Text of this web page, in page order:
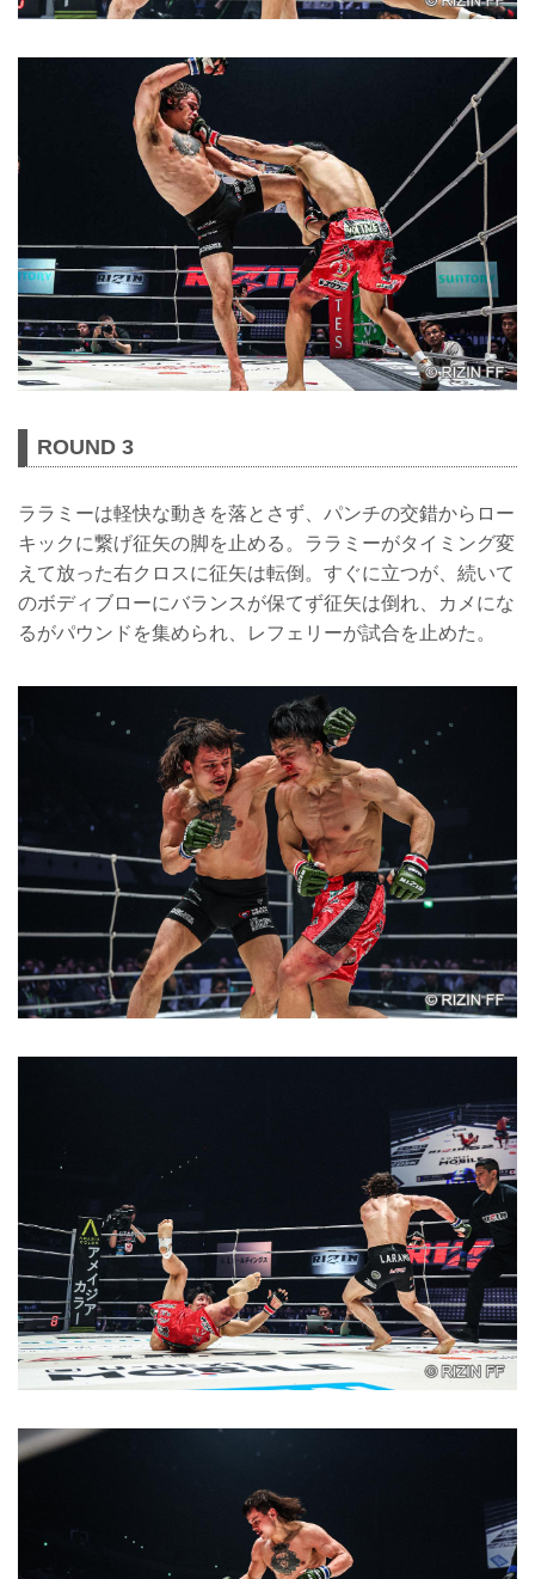
ROUND 3
ララミーは軽快な動きを落とさず、パンチの交錯からロー
キックに繋げ征矢の脚を止める。ララミーがタイミング変
えて放った右クロスに征矢は転倒。すぐに立つが、続いて
のボディブローにバランスが保てず征矢は倒れ、カメにな
るがパウンドを集められ、レフェリーが試合を止めた。